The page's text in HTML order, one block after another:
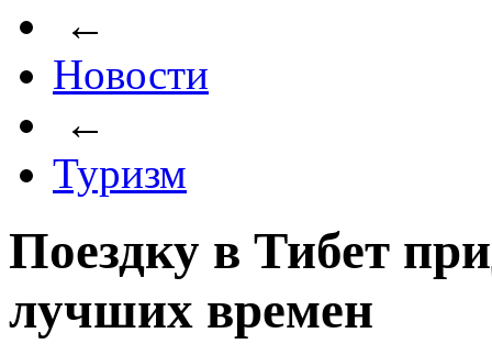
←
Новости
←
Туризм
Поездку в Тибет
лучших времен